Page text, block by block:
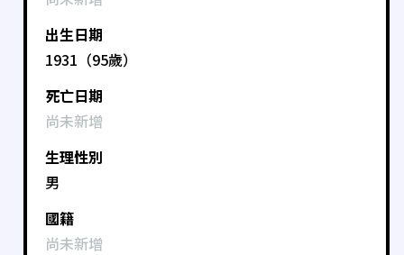
出生日期
1931（95歲）
死亡日期
尚未新增
生理性別
男
國籍
尚未新增